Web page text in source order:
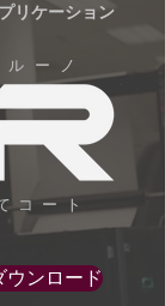
リケーション
ーノ
コート
ウンロード